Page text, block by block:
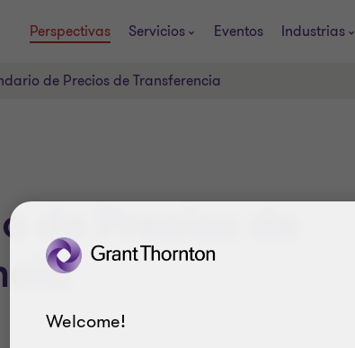
Perspectivas Servicios Eventos Industrias
de Precios de Transferencia
de Precios de
Welcome!